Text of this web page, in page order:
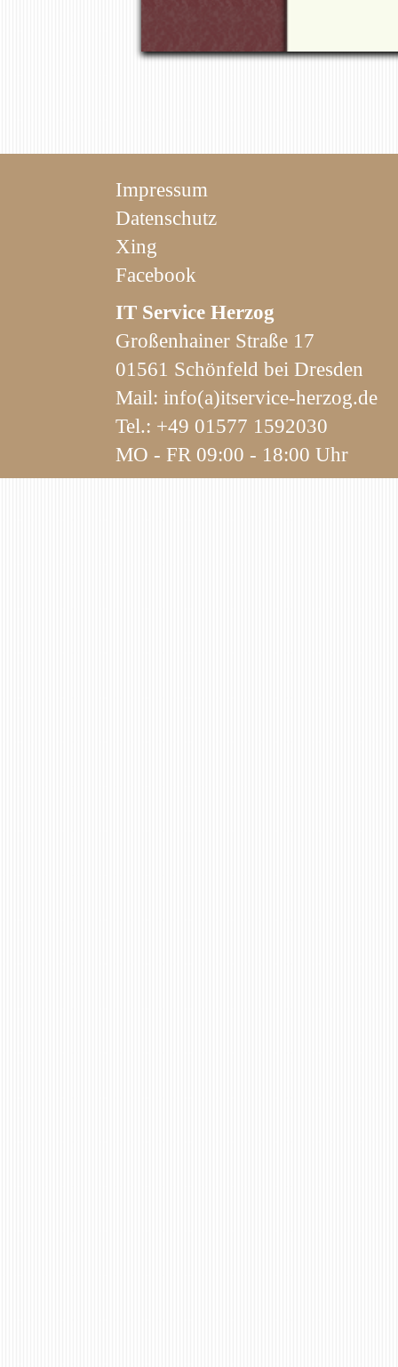
Impressum
Datenschutz
Xing
Facebook
IT Service Herzog
Großenhainer Straße 17
01561 Schönfeld bei Dresden
Mail: info(a)itservice-herzog.de
Tel.: +49 01577 1592030
MO - FR 09:00 - 18:00 Uhr